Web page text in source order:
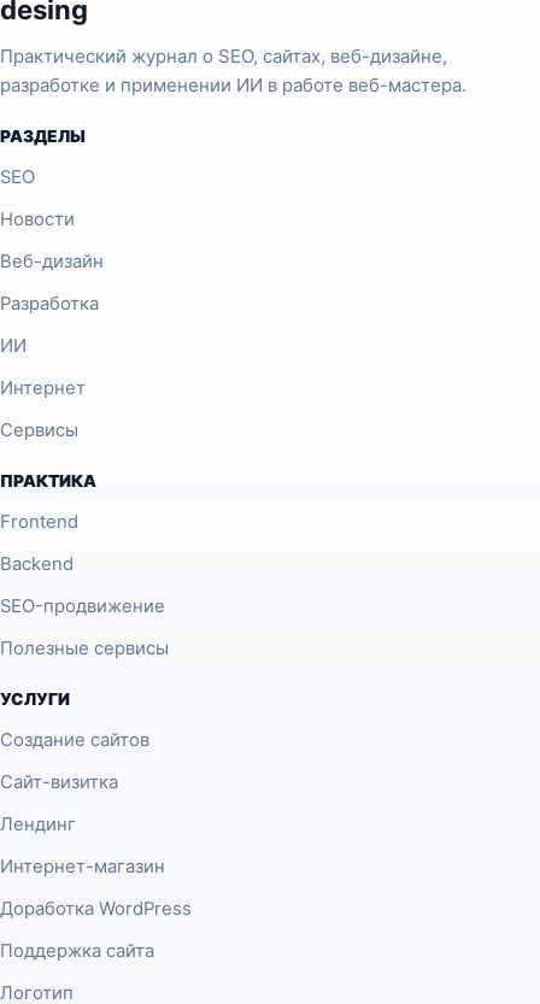
desing
Практический журнал о SEO, сайтах, веб-дизайне,
разработке и применении ИИ в работе веб-мастера.
РАЗДЕЛЫ
SEO
Новости
Веб-дизайн
Разработка
ИИ
Интернет
Сервисы
ПРАКТИКА
Frontend
Backend
SEO-продвижение
Полезные сервисы
УСЛУГИ
Создание сайтов
Сайт-визитка
Лендинг
Интернет-магазин
Доработка WordPress
Поддержка сайта
Логотип